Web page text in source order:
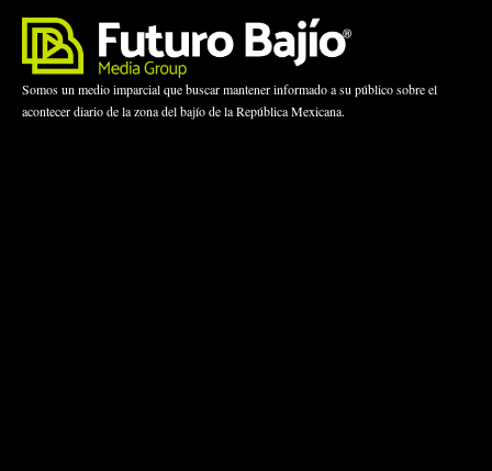
Somos un medio imparcial que buscar mantener informado a su público sobre el
acontecer diario de la zona del bajío de la República Mexicana.